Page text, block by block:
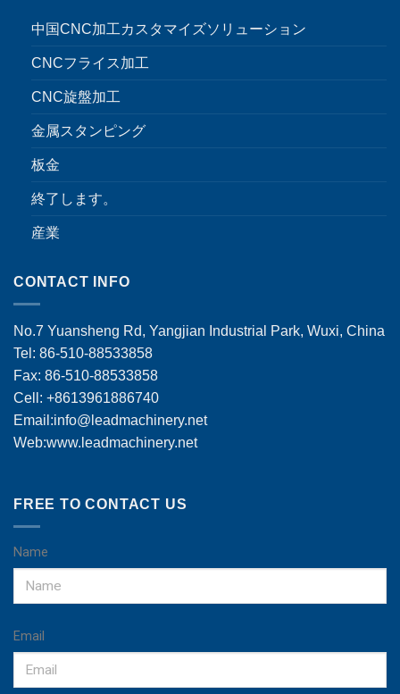
中国CNC加工カスタマイズソリューション
CNCフライス加工
CNC旋盤加工
金属スタンピング
板金
終了します。
産業
CONTACT INFO
No.7 Yuansheng Rd, Yangjian Industrial Park, Wuxi, China
Tel: 86-510-88533858
Fax: 86-510-88533858
Cell: +8613961886740
Email:info@leadmachinery.net
Web:www.leadmachinery.net
FREE TO CONTACT US
Name
Email